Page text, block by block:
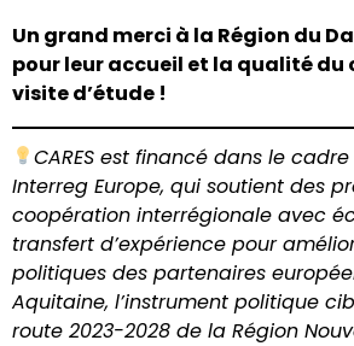
Un grand merci à la Région du
pour leur accueil et la qualité du
visite d’étude !
CARES est financé dans le
Interreg Europe, qui soutient des
coopération interrégionale avec
transfert d’expérience pour
politiques des partenaires
Aquitaine, l’instrument politique
route 2023-2028 de la Région